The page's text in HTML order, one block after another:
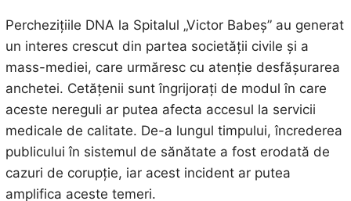
Perchezițiile DNA la Spitalul „Victor Babeș” au generat
un interes crescut din partea societății civile și a
mass-mediei, care urmăresc cu atenție desfășurarea
anchetei. Cetățenii sunt îngrijorați de modul în care
aceste nereguli ar putea afecta accesul la servicii
medicale de calitate. De-a lungul timpului, încrederea
publicului în sistemul de sănătate a fost erodată de
cazuri de corupție, iar acest incident ar putea
amplifica aceste temeri.